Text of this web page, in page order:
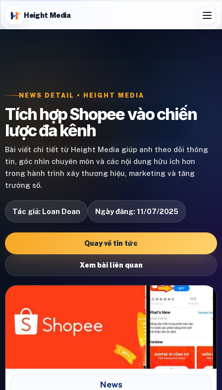
Height Media
NEWS DETAIL • HEIGHT MEDIA
Tích hợp Shopee vào chiến
lược đa kênh
Bài viết chi tiết từ Height Media giúp anh theo dõi thông
tin, góc nhìn chuyên môn và các nội dung hữu ích hơn
trong hành trình xây thương hiệu, marketing và tăng
trưởng số.
Tác giả: Loan Doan Ngày đăng: 11/07/2025
Quay về tin tức
Xem bài liên quan
News